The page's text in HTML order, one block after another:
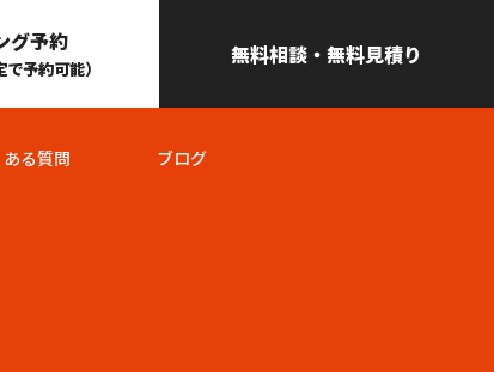
グ予約
で予約可能）
無料相談・無料見積り
る質問 ブログ